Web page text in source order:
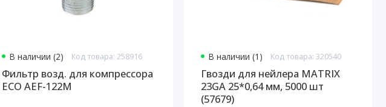
В наличии (2) Код товара: 258916
Фильтр возд. для компрессора
ECO AEF-122M
В наличии (1) Код товара: 320540
Гвозди для нейлера MATRIX
23GA 25*0,64 мм, 5000 шт
(57679)